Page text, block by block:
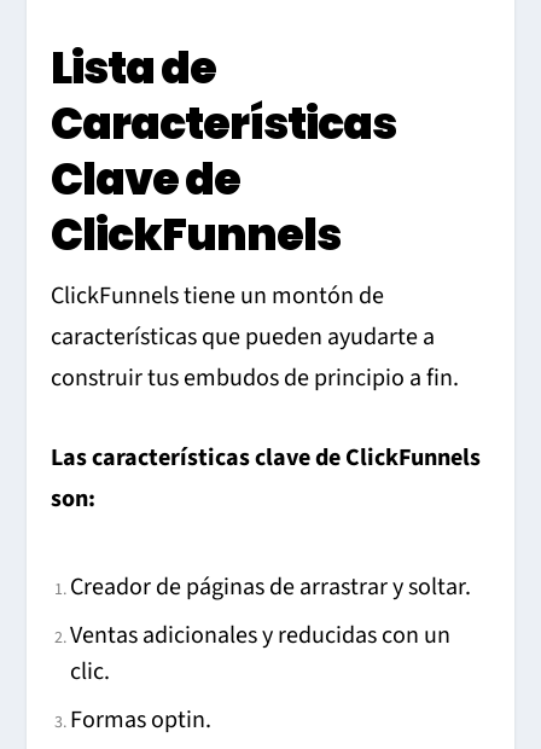
Lista de
Características
Clave de
ClickFunnels
ClickFunnels tiene un montón de
características que pueden ayudarte a
construir tus embudos de principio a fin.
Las características clave de ClickFunnels
son:
Creador de páginas de arrastrar y soltar.
Ventas adicionales y reducidas con un
clic.
Formas optin.